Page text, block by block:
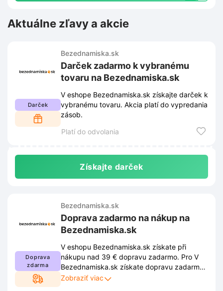
Aktuálne zľavy a akcie
Darček
Bezednamiska.sk
Darček zadarmo k vybranému
tovaru na Bezednamiska.sk
V eshope Bezednamiska.sk získajte darček k
vybranému tovaru. Akcia platí do vypredania
zásob.
Platí do odvolania
Získajte darček
Doprava
zdarma
Bezednamiska.sk
Doprava zadarmo na nákup na
Bezednamiska.sk
V eshopu Bezednamiska.sk získate při
nákupu nad 39 € dopravu zadarmo. Pro V
Bezednamiska.sk získate dopravu zadarmo
pri nákupe nad 39 €. Ak chcete využiť zľavu,
Zobraziť viac